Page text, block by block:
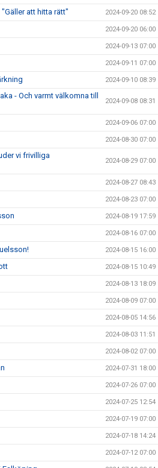
att hitta rätt" 2024-09-20 08:52
2024-09-20 06:00
2024-09-13 07:00
2024-09-11 07:00
2024-09-10 08:39
- Och varmt välkomna till
2024-09-08 08:31
2024-09-06 07:00
2024-08-30 07:00
vi frivilliga
2024-08-29 07:00
2024-08-27 08:43
2024-08-23 07:00
2024-08-19 17:59
2024-08-16 07:00
2024-08-15 16:00
2024-08-15 10:49
2024-08-13 18:09
2024-08-09 07:00
2024-08-05 14:56
2024-08-03 11:51
2024-08-02 07:00
2024-07-31 18:00
2024-07-26 07:00
2024-07-25 12:54
2024-07-19 07:00
2024-07-18 14:24
2024-07-12 07:00